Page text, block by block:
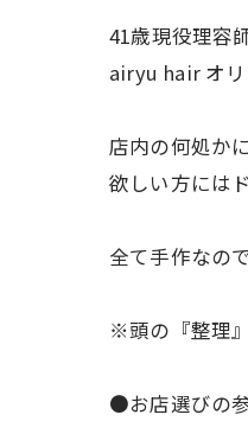
41歳現役理容
airyu hair オリ
店内の何処か
欲しい方には
全て手作なの
※頭の『整理
●お店選びの